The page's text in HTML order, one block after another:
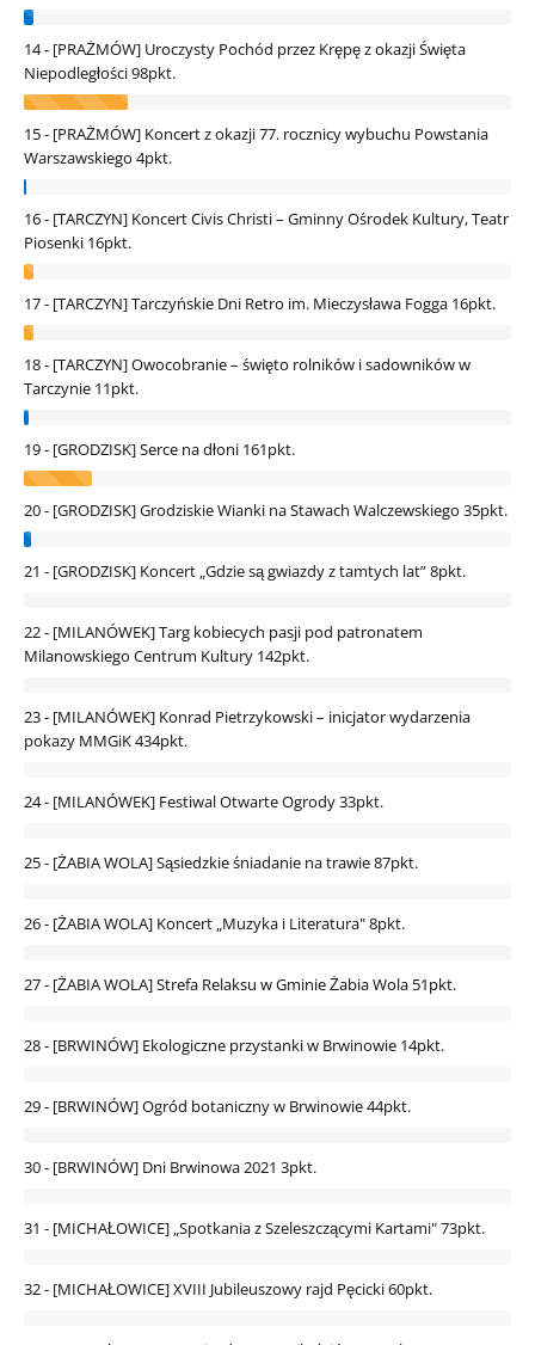
14 - [PRAŻMÓW] Uroczysty Pochód przez Krępę z okazji Święta
Niepodległości98pkt.
15 - [PRAŻMÓW] Koncert z okazji 77. rocznicy wybuchu Powstania
Warszawskiego 4pkt.
16 - [TARCZYN] Koncert Civis Christi – Gminny Ośrodek Kultury, Teatr
Piosenki 16pkt.
17 - [TARCZYN] Tarczyńskie Dni Retro im. Mieczysława Fogga 16pkt.
18 - [TARCZYN] Owocobranie – święto rolników i sadowników w
Tarczynie 11pkt.
19 - [GRODZISK] Serce na dłoni 161pkt.
20 - [GRODZISK] Grodziskie Wianki na Stawach Walczewskiego 35pkt.
21 - [GRODZISK] Koncert „Gdzie są gwiazdy z tamtych lat”8pkt.
22 - [MILANÓWEK] Targ kobiecych pasji pod patronatem
Milanowskiego Centrum Kultury 142pkt.
23 - [MILANÓWEK] Konrad Pietrzykowski – inicjator wydarzenia
pokazy MMGiK434pkt.
24 - [MILANÓWEK] Festiwal Otwarte Ogrody33pkt.
25 - [ŻABIA WOLA] Sąsiedzkie śniadanie na trawie87pkt.
26 - [ŻABIA WOLA] Koncert „Muzyka i Literatura"8pkt.
27 - [ŻABIA WOLA] Strefa Relaksu w Gminie Żabia Wola 51pkt.
28 - [BRWINÓW] Ekologiczne przystanki w Brwinowie 14pkt.
29 - [BRWINÓW] Ogród botaniczny w Brwinowie44pkt.
30 - [BRWINÓW] Dni Brwinowa 2021 3pkt.
31 - [MICHAŁOWICE] „Spotkania z Szeleszczącymi Kartami"73pkt.
32 - [MICHAŁOWICE] XVIII Jubileuszowy rajd Pęcicki60pkt.